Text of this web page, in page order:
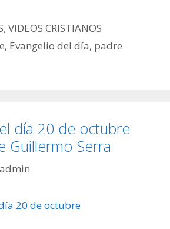
,VIDEOS CRISTIANOS
, Evangelio del día, padre
día 20 de octubre
Guillermo Serra
admin